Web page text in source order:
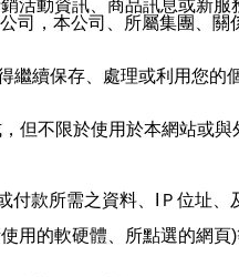
動資訊、商品訊息或新服
司，本公司、所屬集團、關
續保存、處理或利用您的
但不限於使用於本網站或
款所需之資料、IＰ位址
用的軟硬體、所點選的網